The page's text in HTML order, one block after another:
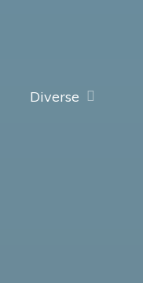
Diverse